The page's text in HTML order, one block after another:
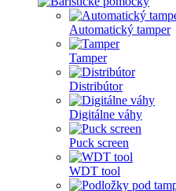
Automatický tamper
Tamper
Distribútor
Digitálne váhy
Puck screen
WDT tool